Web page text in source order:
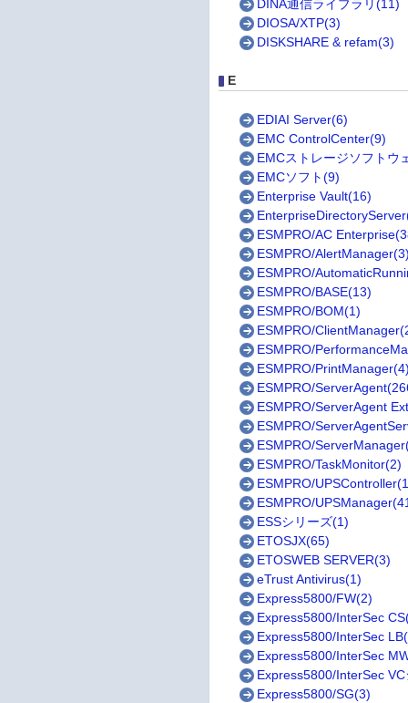
DINA通信ライブラリ(11)
DIOSA/XTP(3)
DISKSHARE & refam(3)
E
EDIAI Server(6)
EMC ControlCenter(9)
EMCストレージソフトウ
EMCソフト(9)
Enterprise Vault(16)
ESMPRO/AC
ESMPRO/
ESMPRO/
ESMPRO/BASE(13)
ESMPRO/BOM(1)
ESMPRO/
ESMPRO/
ESMPRO/
ESMPRO/
ESMPRO/ServerAgent
ESMPRO/
ESMPRO/
ESMPRO/TaskMonitor(2)
ESMPRO/
ESMPRO/
ESSシリーズ(1)
ETOSJX(65)
ETOSWEB SERVER(3)
eTrust Antivirus(1)
Express5800/FW(2)
Express5800/InterSec
Express5800/InterSec
Express5800/InterSec
Express5800/InterSec
Express5800/SG(3)